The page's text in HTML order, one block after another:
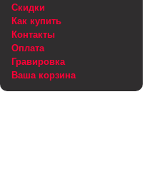
Скидки
Как купить
Контакты
Оплата
Гравировка
Ваша корзина